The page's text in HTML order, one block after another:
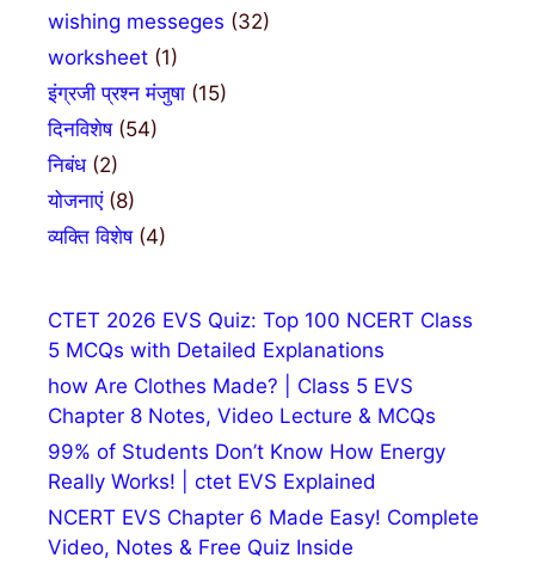
wishing messeges (32)
worksheet (1)
इंग्रजी प्रश्न मंजुषा (15)
दिनविशेष(54)
निबंध(2)
योजनाएं(8)
व्यक्ति विशेष(4)
CTET 2026 EVS Quiz: Top 100 NCERT Class
5 MCQs with Detailed Explanations
how Are Clothes Made? | Class 5 EVS
Chapter 8 Notes, Video Lecture & MCQs
99% of Students Don’t Know How Energy
Really Works! | ctet EVS Explained
NCERT EVS Chapter 6 Made Easy! Complete
Video, Notes & Free Quiz Inside